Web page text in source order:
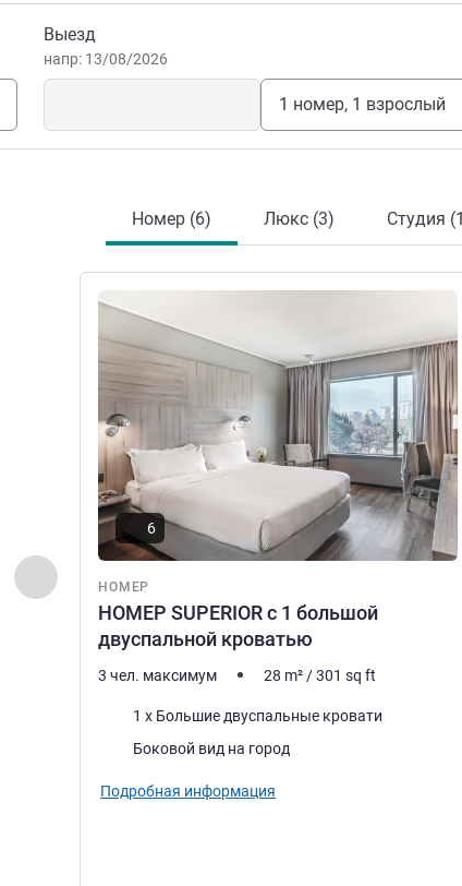
в центре Сантьяго - города с космополитической
отелем
отель
Выезд
напр: 13/08/2026
1 номер, 1 взрослый
Номер (6) Люкс (3) Студия
Назад - Номер
НОМЕР
НОМЕР SUPERIOR с 1 большой
двуспальной кроватью
Подробная информация
6
3 чел. максимум 28 m² /301 sq ft
Постель1 x Большие двуспальные кровати
Виды:Боковой вид на город
Подробная информация